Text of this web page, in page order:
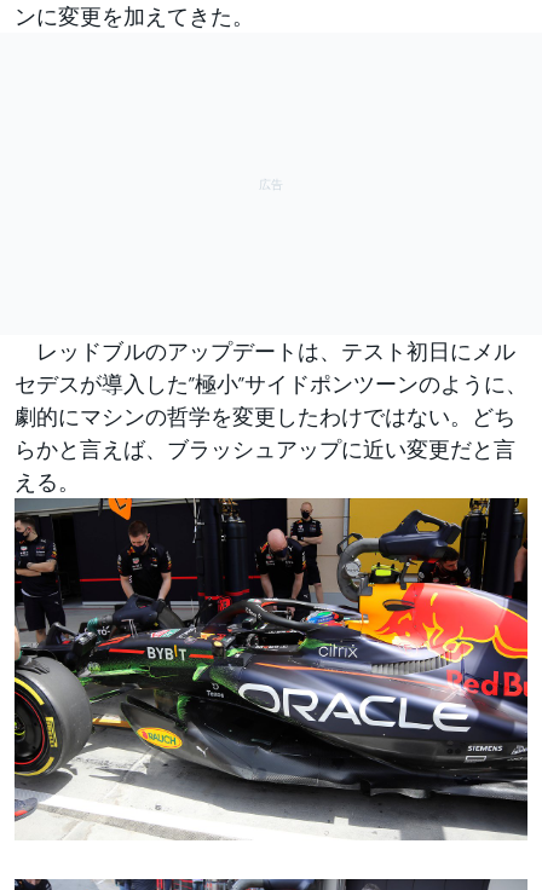
ンに変更を加えてきた。
レッドブルのアップデートは、テスト初日にメル
セデスが導入した”極小”サイドポンツーンのように、
劇的にマシンの哲学を変更したわけではない。どち
らかと言えば、ブラッシュアップに近い変更だと言
える。